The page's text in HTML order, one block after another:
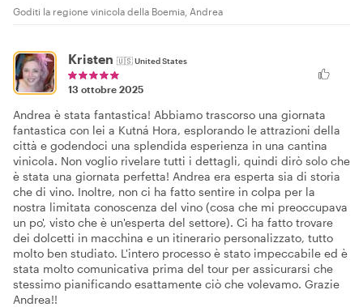
Goditi la regione vinicola della Boemia, Andrea
Kristen 🇺🇸United States
13 ottobre 2025
Andrea è stata fantastica! Abbiamo trascorso una giornata
fantastica con lei a Kutná Hora, esplorando le attrazioni della
città e godendoci una splendida esperienza in una cantina
vinicola. Non voglio rivelare tutti i dettagli, quindi dirò solo che
è stata una giornata perfetta! Andrea era esperta sia di storia
che di vino. Inoltre, non ci ha fatto sentire in colpa per la
nostra limitata conoscenza del vino (cosa che mi preoccupava
un po', visto che è un'esperta del settore). Ci ha fatto trovare
dei dolcetti in macchina e un itinerario personalizzato, tutto
molto ben studiato. L'intero processo è stato impeccabile ed è
stata molto comunicativa prima del tour per assicurarsi che
stessimo pianificando esattamente ciò che volevamo. Grazie
Andrea!!